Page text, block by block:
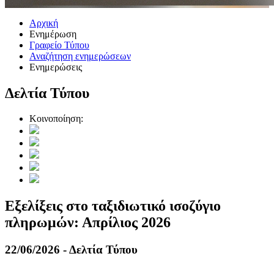
Αρχική
Ενημέρωση
Γραφείο Τύπου
Αναζήτηση ενημερώσεων
Ενημερώσεις
Δελτία Τύπου
Κοινοποίηση:
Εξελίξεις στο ταξιδιωτικό ισοζύγιο
πληρωμών: Απρίλιος 2026
22/06/2026 - Δελτία Τύπου